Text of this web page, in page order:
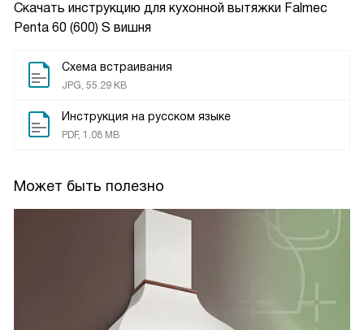
Скачать инструкцию для кухонной вытяжки Falmec
Penta 60 (600) S вишня
Схема встраивания
JPG, 55.29 KB
Инструкция на русском языке
PDF, 1.08 MB
Может быть полезно